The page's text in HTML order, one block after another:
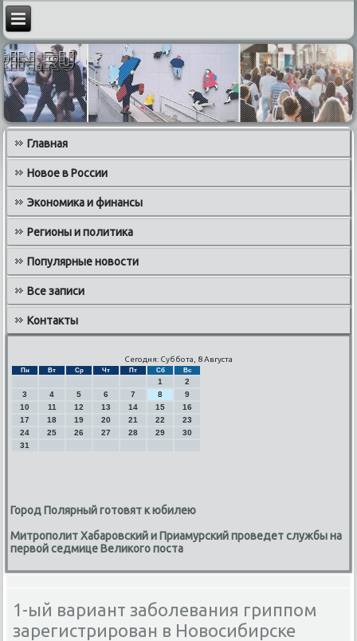
Главная
Новое в России
Экономика и финансы
Регионы и политика
Популярные новости
Все записи
Контакты
Сегодня: Суббота, 8 Августа
Пн Вт Ср Чт Пт Сб Вс
1
2
3
4 5 6 7 8
9
10
11 12 13 14 15
16
17
18 19 20 21 22
23
24
25 26 27 28 29
30
31
Город Полярный готовят к юбилею
Митрополит Хабаровский и Приамурский проведет службы на
первой седмице Великого поста
1-ый вариант заболевания гриппом
зарегистрирован в Новосибирске